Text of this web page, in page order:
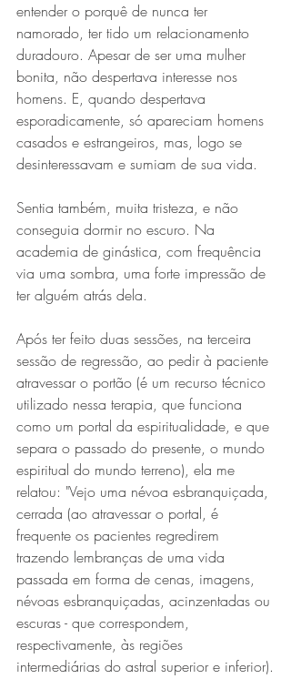
entender o porquê de nunca ter
namorado, ter tido um relacionamento
duradouro. Apesar de ser uma mulher
bonita, não despertava interesse nos
homens. E, quando despertava
esporadicamente, só apareciam homens
casados e estrangeiros, mas, logo se
desinteressavam e sumiam de sua vida.
Sentia também, muita tristeza, e não
conseguia dormir no escuro. Na
academia de ginástica, com frequência
via uma sombra, uma forte impressão de
ter alguém atrás dela.
Após ter feito duas sessões, na terceira
sessão de regressão, ao pedir à paciente
atravessar o portão (é um recurso técnico
utilizado nessa terapia, que funciona
como um portal da espiritualidade, e que
separa o passado do presente, o mundo
espiritual do mundo terreno), ela me
relatou: "Vejo uma névoa esbranquiçada,
cerrada (ao atravessar o portal, é
frequente os pacientes regredirem
trazendo lembranças de uma vida
passada em forma de cenas, imagens,
névoas esbranquiçadas, acinzentadas ou
escuras - que correspondem,
respectivamente, às regiões
intermediárias do astral superior e inferior).